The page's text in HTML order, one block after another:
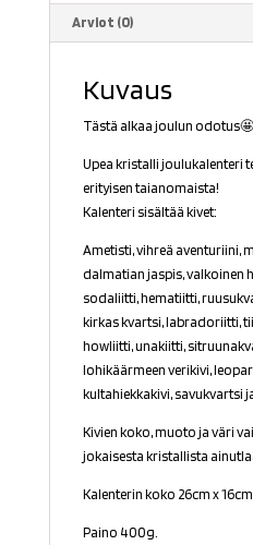
Arviot (0)
Kuvaus
Tästä alkaa joulun
Upea kristalli joulukalenteri
erityisen taianomaista!
Kalenteri sisältää kivet:
Ametisti, vihreä aventuriini,
dalmatian jaspis, valkoinen
sodaliitti, hematiitti,
kirkas kvartsi, labradoriitti,
howliitti, unakiitti,
lohikäärmeen verikivi,
kultahiekkakivi, savukvartsi
Kivien koko, muoto ja väri
jokaisesta kristallista
Kalenterin koko 26cm x
Paino 400g.